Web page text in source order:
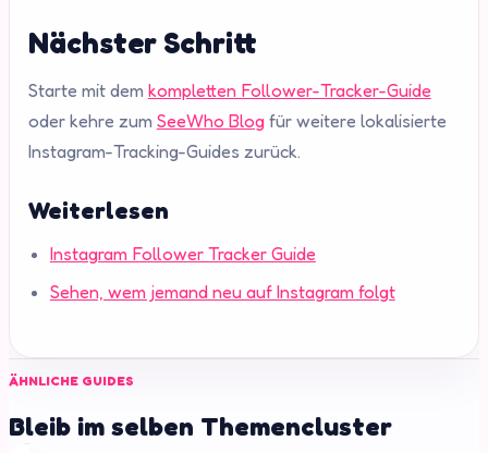
Nächster Schritt
Starte mit dem kompletten Follower-Tracker-Guide
oder kehre zum SeeWho Blogfür weitere lokalisierte
Instagram-Tracking-Guides zurück.
Weiterlesen
Instagram Follower Tracker Guide
Sehen, wem jemand neu auf Instagram folgt
ÄHNLICHE GUIDES
Bleib im selben Themencluster